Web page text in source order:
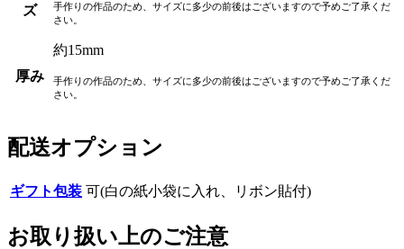
ズ
手作りの作品のため、サイズに多少の前後はございますので予めご了承くだ
さい。
厚み
約15mm
手作りの作品のため、サイズに多少の前後はございますので予めご了承くだ
さい。
配送オプション
ギフト包装 可(白の紙小袋に入れ、リボン貼付)
お取り扱い上のご注意